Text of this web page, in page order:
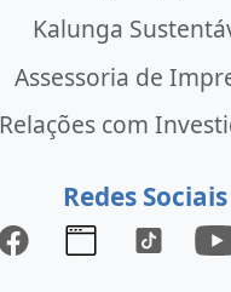
Kalunga
Assessoria de
Relações com
Redes Sociais